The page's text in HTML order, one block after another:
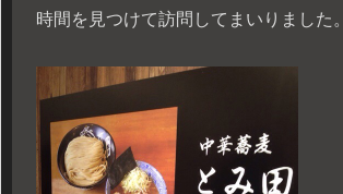
時間を見つけて訪問してまいりました。